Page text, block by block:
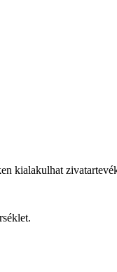
kialakulhat